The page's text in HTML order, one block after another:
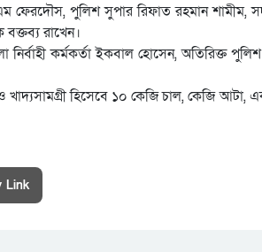
ফেরদৌস, পুলিশ সুপার রিফাত রহমান শামীম,
রাখেন।
কর্মকর্তা ইকবাল হোসেন, অতিরিক্ত
খাদ্যসামগ্রী হিসেবে ১০ কেজি চাল, কেজি আটা,
Link